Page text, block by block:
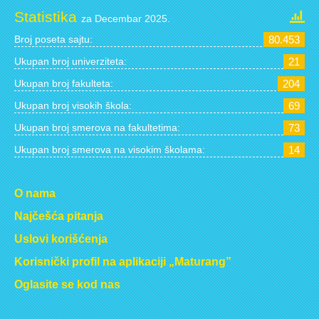
Statistikaza Decembar 2025.
Broj poseta sajtu: 80.453
Ukupan broj univerziteta: 21
Ukupan broj fakulteta: 204
Ukupan broj visokih škola: 69
Ukupan broj smerova na fakultetima: 73
Ukupan broj smerova na visokim školama: 14
O nama
Najčešća pitanja
Uslovi korišćenja
Korisnički profil na aplikaciji „Maturang”
Oglasite se kod nas